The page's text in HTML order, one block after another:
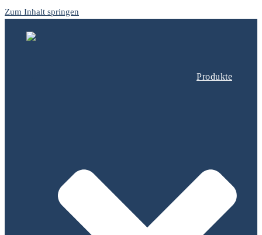
Zum Inhalt springen
Produkte